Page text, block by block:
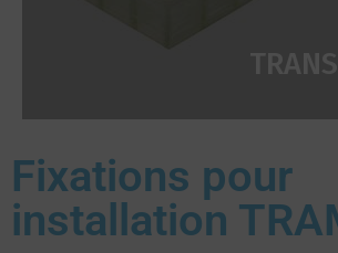
Fixations pour
installation